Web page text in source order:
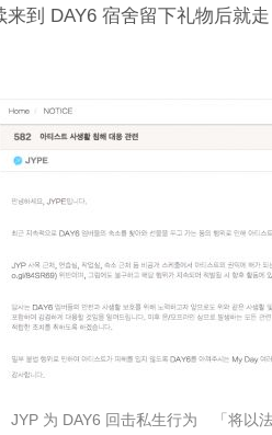
来到 DAY6 宿舍留下礼物后就
JYP 为 DAY6 回击私生行为 「将以法